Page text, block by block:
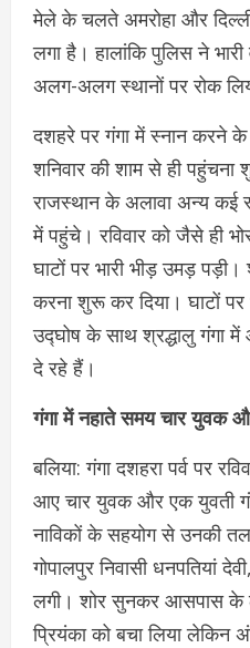
मेले के चलते अमरोहा और
लगा है। हालांकि पुलिस ने
अलग-अलग स्थानों पर रोक
दशहरे पर गंगा में स्नान करने के
शनिवार की शाम से ही पहुंचना
राजस्थान के अलावा अन्य कई
में पहुंचे। रविवार को जैसे ही
घाटों पर भारी भीड़ उमड़
करना शुरू कर दिया। घाटों
उद्घोष के साथ श्रद्धालु गंगा
दे रहे हैं।
गंगा में नहाते समय चार युवक
बलिया: गंगा दशहरा पर्व पर
आए चार युवक और एक युवती
नाविकों के सहयोग से उनकी
गोपालपुर निवासी धनपतियां
लगी। शोर सुनकर आसपास के
प्रियंका को बचा लिया लेकिन